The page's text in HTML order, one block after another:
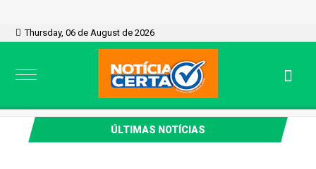
Thursday, 06 de August de 2026
ÚLTIMAS NOTÍCIAS